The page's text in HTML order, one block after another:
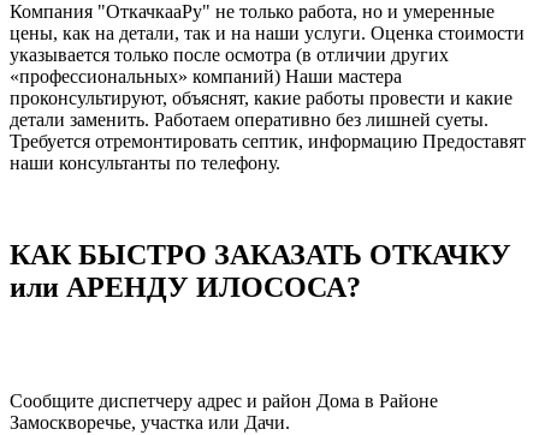
Компания "ОткачкааРу" не только работа, но и умеренные
цены, как на детали, так и на наши услуги. Оценка стоимости
указывается только после осмотра (в отличии других
«профессиональных» компаний) Наши мастера
проконсультируют, объяснят, какие работы провести и какие
детали заменить. Работаем оперативно без лишней суеты.
Требуется отремонтировать септик, информацию Предоставят
наши консультанты по телефону.
КАК БЫСТРО ЗАКАЗАТЬ ОТКАЧКУ
или АРЕНДУ ИЛОСОСА?
Сообщите диспетчеру адрес и район Дома в Районе
Замоскворечье, участка или Дачи.